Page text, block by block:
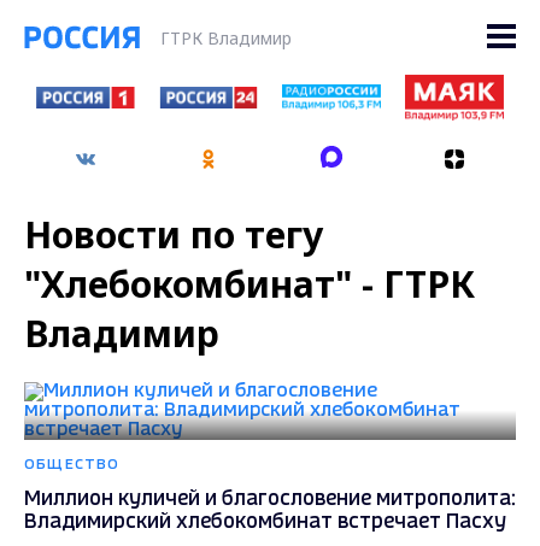
ГТРК Владимир
Новости по тегу
"Хлебокомбинат" - ГТРК
Владимир
ОБЩЕСТВО
Миллион куличей и благословение митрополита:
Владимирский хлебокомбинат встречает Пасху